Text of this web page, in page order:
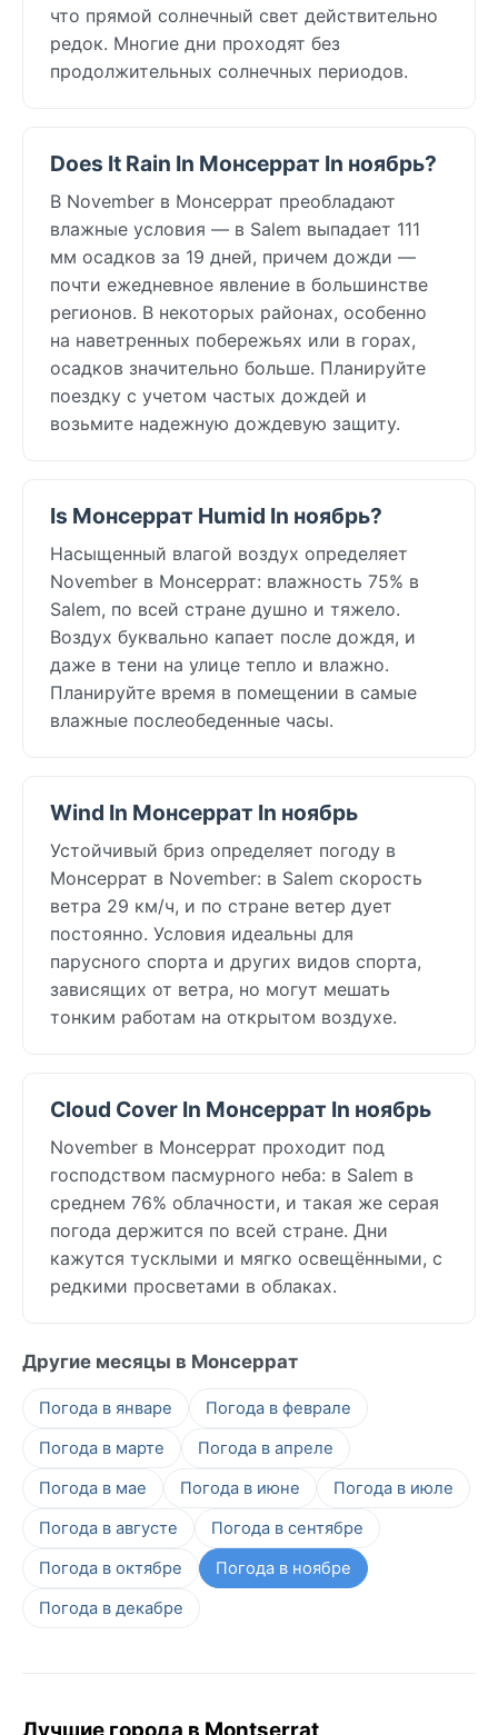
что прямой солнечный свет действительно
редок. Многие дни проходят без
продолжительных солнечных периодов.
Does It Rain In Монсеррат In ноябрь?
В November в Монсеррат преобладают
влажные условия — в Salem выпадает 111
мм осадков за 19 дней, причем дожди —
почти ежедневное явление в большинстве
регионов. В некоторых районах, особенно
на наветренных побережьях или в горах,
осадков значительно больше. Планируйте
поездку с учетом частых дождей и
возьмите надежную дождевую защиту.
Is Монсеррат Humid In ноябрь?
Насыщенный влагой воздух определяет
November в Монсеррат: влажность 75% в
Salem, по всей стране душно и тяжело.
Воздух буквально капает после дождя, и
даже в тени на улице тепло и влажно.
Планируйте время в помещении в самые
влажные послеобеденные часы.
Wind In Монсеррат In ноябрь
Устойчивый бриз определяет погоду в
Монсеррат в November: в Salem скорость
ветра 29 км/ч, и по стране ветер дует
постоянно. Условия идеальны для
парусного спорта и других видов спорта,
зависящих от ветра, но могут мешать
тонким работам на открытом воздухе.
Cloud Cover In Монсеррат In ноябрь
November в Монсеррат проходит под
господством пасмурного неба: в Salem в
среднем 76% облачности, и такая же серая
погода держится по всей стране. Дни
кажутся тусклыми и мягко освещёнными, с
редкими просветами в облаках.
Другие месяцы в Монсеррат
Погода в январе
Погода в феврале
Погода в марте
Погода в апреле
Погода в мае
Погода в июне
Погода в июле
Погода в августе
Погода в сентябре
Погода в октябре
Погода в ноябре
Погода в декабре
Лучшие города в Montserrat